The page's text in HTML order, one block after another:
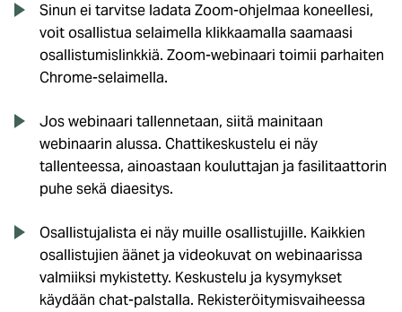
Sinun ei tarvitse ladata Zoom-ohjelmaa koneellesi,
voit osallistua selaimella klikkaamalla saamaasi
osallistumislinkkiä. Zoom-webinaari toimii parhaiten
Chrome-selaimella.
Jos webinaari tallennetaan, siitä mainitaan
webinaarin alussa. Chattikeskustelu ei näy
tallenteessa, ainoastaan kouluttajan ja fasilitaattorin
puhe sekä diaesitys.
Osallistujalista ei näy muille osallistujille. Kaikkien
osallistujien äänet ja videokuvat on webinaarissa
valmiiksi mykistetty. Keskustelu ja kysymykset
käydään chat-palstalla. Rekisteröitymisvaiheessa